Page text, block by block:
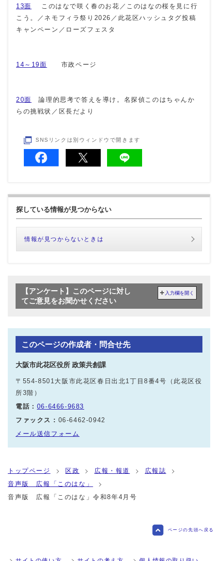
13面
このはなで咲く春のお花／このはなの桜を見に行
こう。／ネモフィラ祭り2026／此花区ハッシュタグ投稿
キャンペーン／ローズフェスタ
14～19面 市政ページ
20面
論理的思考で答えを導け。名探偵このはちゃんか
らの挑戦状／区長だより
SNSリンクは別ウィンドウで開きます
探している情報が見つからない
情報が見つからないときは
【アンケート】このページに対し
てご意見をお聞かせください
入力欄を開く
このページの作成者・問合せ先
大阪市此花区役所 政策共創課
〒554-8501大阪市此花区春日出北1丁目8番4号（此花区役
所3階）
電話： 06-6466-9683
ファックス： 06-6462-0942
メール送信フォーム
トップページ 区政 広報・報道
広報誌
音声版 広報「このはな」
音声版 広報「このはな」令和8年4月号
ページの先頭へ戻る